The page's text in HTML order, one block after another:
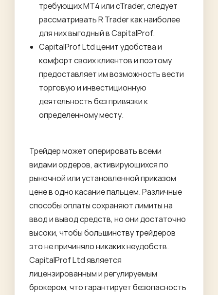
требующих MT4 или cTrader, следует
рассматривать R Trader как наиболее
для них выгодный в CapitalProf.
CapitalProf Ltd ценит удобства и
комфорт своих клиентов и поэтому
предоставляет им возможность вести
торговую и инвестиционную
деятельность без привязки к
определенному месту.
Трейдер может оперировать всеми
видами ордеров, активирующихся по
рыночной или установленной приказом
цене в одно касание пальцем. Различные
способы оплаты сохраняют лимиты на
ввод и вывод средств, но они достаточно
высоки, чтобы большинству трейдеров
это не причиняло никаких неудобств.
CapitalProf Ltd является
лицензированным и регулируемым
брокером, что гарантирует безопасность